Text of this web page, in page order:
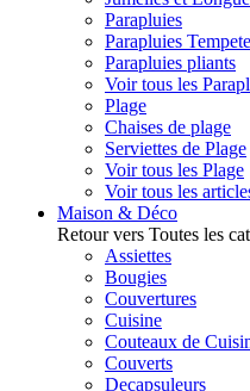
Parapluies
Parapluies Tempete
Parapluies pliants
Voir tous les
Plage
Chaises de plage
Serviettes de Plage
Voir tous les Plage
Voir tous les
Maison & Déco
Retour vers Toutes les
Assiettes
Bougies
Couvertures
Cuisine
Couteaux de
Couverts
Decapsuleurs